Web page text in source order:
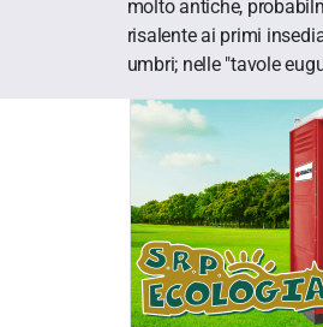
molto antiche,
risalente ai primi
umbri; nelle "tavole